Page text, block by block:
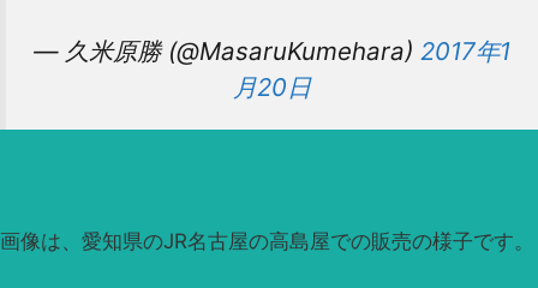
— 久米原勝 (@MasaruKumehara) 2017年1
月20日
画像は、愛知県のJR名古屋の高島屋での販売の様子です。